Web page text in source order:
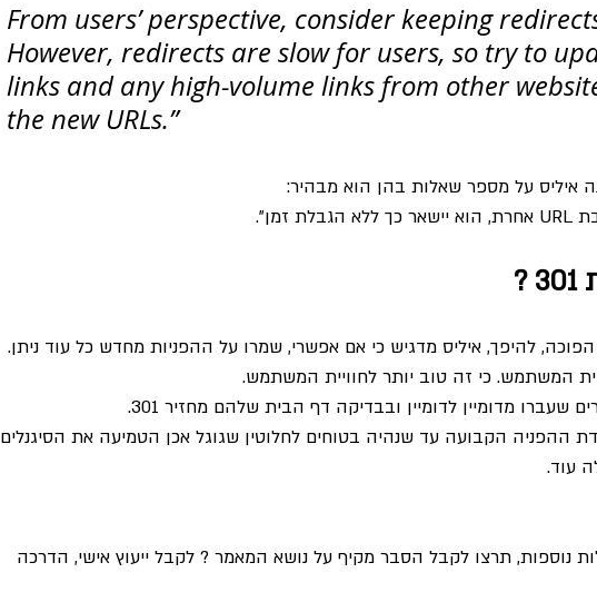
From users’ perspective, consider keeping
However, redirects are slow for users, so try to
links and any high-volume links from other
the new URLs.”
איליס על מספר שאלות בהן הוא מבהיר:
?
להיפך, איליס מדגיש כי אם אפשרי, שמרו על ההפניות מחדש כל עוד ניתן.
המשתמש. כי זה טוב יותר לחוויית המשתמש.
מדומיין לדומיין ובבדיקה דף הבית שלהם מחזיר 301.
ההפניה הקבועה עד שנהיה בטוחים לחלוטין שגוגל אכן הטמיעה את הסיגנלים
עוד.
נוספות, תרצו לקבל הסבר מקיף על נושא המאמר ? לקבל ייעוץ אישי, הדרכה